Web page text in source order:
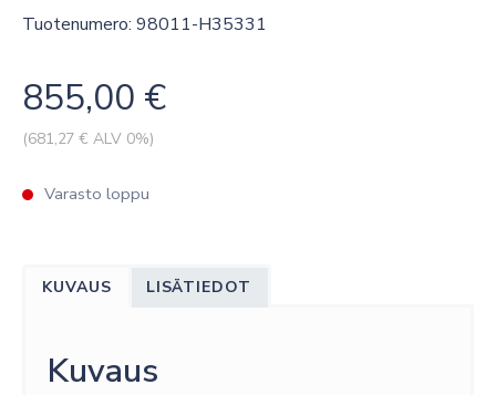
Tuotenumero: 98011-H35331
855,00 €
(681,27 € ALV 0%)
Varasto loppu
KUVAUS LISÄTIEDOT
Kuvaus